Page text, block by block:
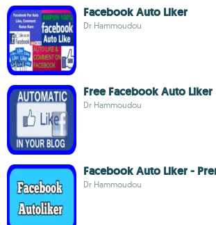
Facebook Auto Liker
Dr Hammoudou
Free Facebook Auto Liker
Dr Hammoudou
Facebook Auto Liker -
Dr Hammoudou